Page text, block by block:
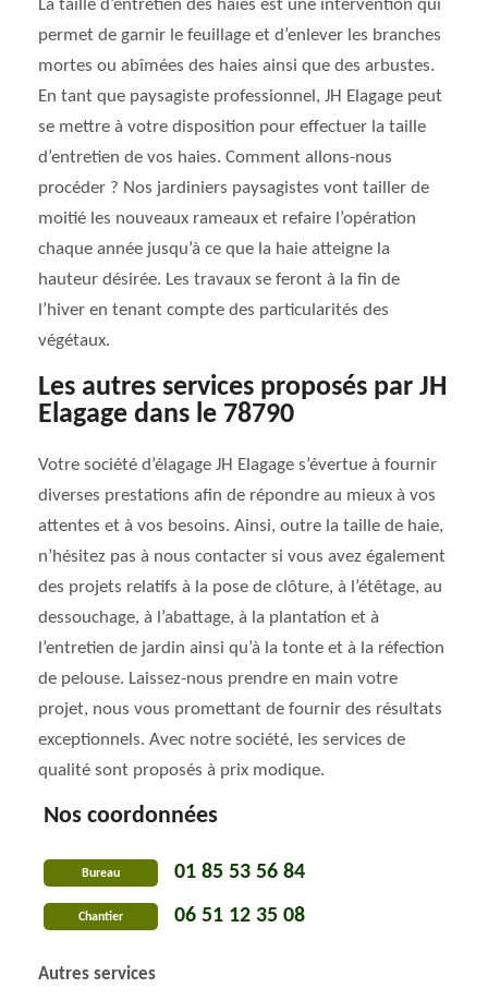
La taille d’entretien des haies est une intervention qui
permet de garnir le feuillage et d’enlever les branches
mortes ou abîmées des haies ainsi que des arbustes.
En tant que paysagiste professionnel, JH Elagage peut
se mettre à votre disposition pour effectuer la taille
d’entretien de vos haies. Comment allons-nous
procéder ? Nos jardiniers paysagistes vont tailler de
moitié les nouveaux rameaux et refaire l’opération
chaque année jusqu’à ce que la haie atteigne la
hauteur désirée. Les travaux se feront à la fin de
l’hiver en tenant compte des particularités des
végétaux.
Les autres services proposés par JH
Elagage dans le 78790
Votre société d’élagage JH Elagage s’évertue à fournir
diverses prestations afin de répondre au mieux à vos
attentes et à vos besoins. Ainsi, outre la taille de haie,
n’hésitez pas à nous contacter si vous avez également
des projets relatifs à la pose de clôture, à l’étêtage, au
dessouchage, à l’abattage, à la plantation et à
l’entretien de jardin ainsi qu’à la tonte et à la réfection
de pelouse. Laissez-nous prendre en main votre
projet, nous vous promettant de fournir des résultats
exceptionnels. Avec notre société, les services de
qualité sont proposés à prix modique.
Nos coordonnées
Bureau 01 85 53 56 84
Chantier 06 51 12 35 08
Autres services